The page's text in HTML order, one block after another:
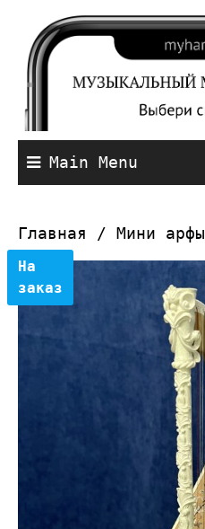
Main Menu
Главная / Мини арфы
На
заказ